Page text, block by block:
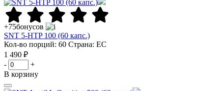
+75бонусов
SNT 5-HTP 100 (60 капс.)
Кол-во порций: 60 Страна: ЕС
1 490 ₽
-
+
В корзину